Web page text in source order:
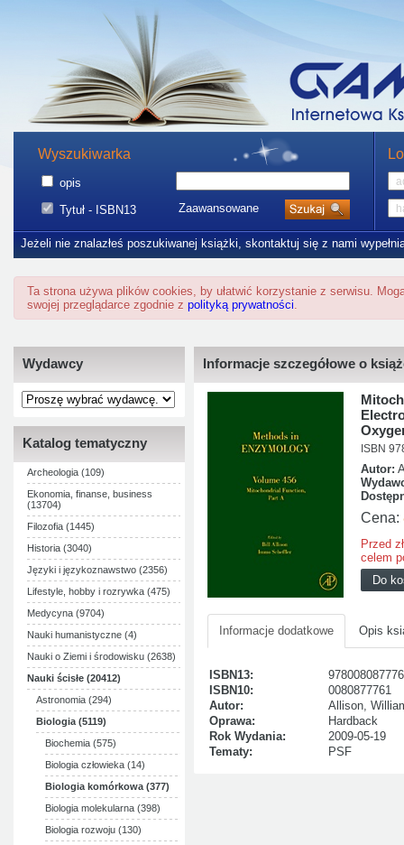
Wyszukiwarka
opis
Tytuł - ISBN13
Zaawansowane
Jeżeli nie znalazłeś poszukiwanej książki, skontaktuj się z nami
Ta strona używa plików cookies, by ułatwić korzystanie z serwisu.
swojej przeglądarce zgodnie z polityką prywatności.
Wydawcy
Katalog tematyczny
Archeologia (109)
Ekonomia, finanse, business
(13704)
Filozofia (1445)
Historia (3040)
Języki i językoznawstwo (2356)
Lifestyle, hobby i rozrywka (475)
Medycyna (9704)
Nauki humanistyczne (4)
Nauki o Ziemi i środowisku (2638)
Nauki ścisłe (20412)
Astronomia (294)
Biologia (5119)
Biochemia (575)
Biologia człowieka (14)
Biologia komórkowa (377)
Biologia molekularna (398)
Biologia rozwoju (130)
Informacje szczegółowe o
ISBN
Autor:
Cena:
Przed
celem
Informacje dodatkowe Opis
ISBN13:
ISBN10:
0080877761
Autor:
Allison,
Oprawa:
Hardback
Rok Wydania:
2009-05-19
Tematy:
PSF